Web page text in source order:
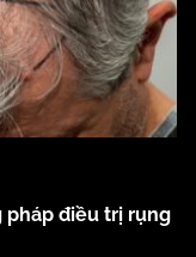
pháp điều trị rụng